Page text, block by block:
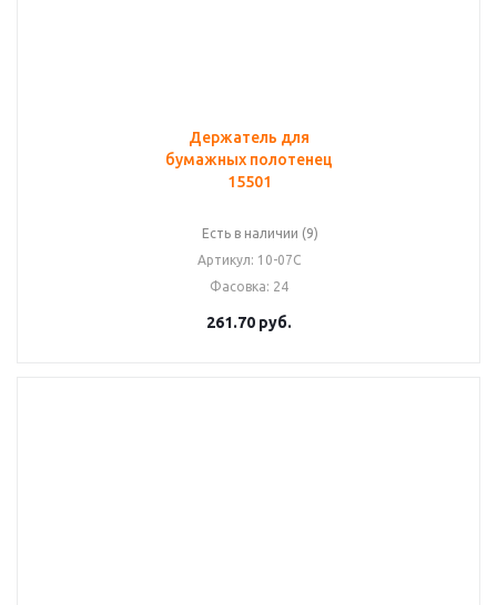
Держатель для
бумажных полотенец
15501
Есть в наличии (9)
Артикул: 10-07С
Фасовка: 24
261.70 руб.